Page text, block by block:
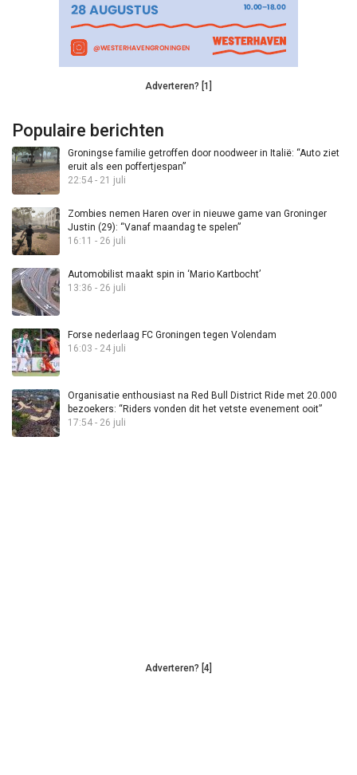
Adverteren? [1]
Populaire berichten
Groningse familie getroffen door noodweer in Italië: “Auto ziet
eruit als een poffertjespan”
22:54 - 21 juli
Zombies nemen Haren over in nieuwe game van Groninger
Justin (29): “Vanaf maandag te spelen”
16:11 - 26 juli
Automobilist maakt spin in ‘Mario Kartbocht’
13:36 - 26 juli
Forse nederlaag FC Groningen tegen Volendam
16:03 - 24 juli
Organisatie enthousiast na Red Bull District Ride met 20.000
bezoekers: “Riders vonden dit het vetste evenement ooit”
17:54 - 26 juli
Adverteren? [4]